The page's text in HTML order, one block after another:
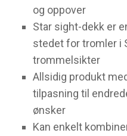
og oppover
Star sight-dekk er
stedet for tromler i
trommelsikter
Allsidig produkt
tilpasning til
ønsker
Kan enkelt